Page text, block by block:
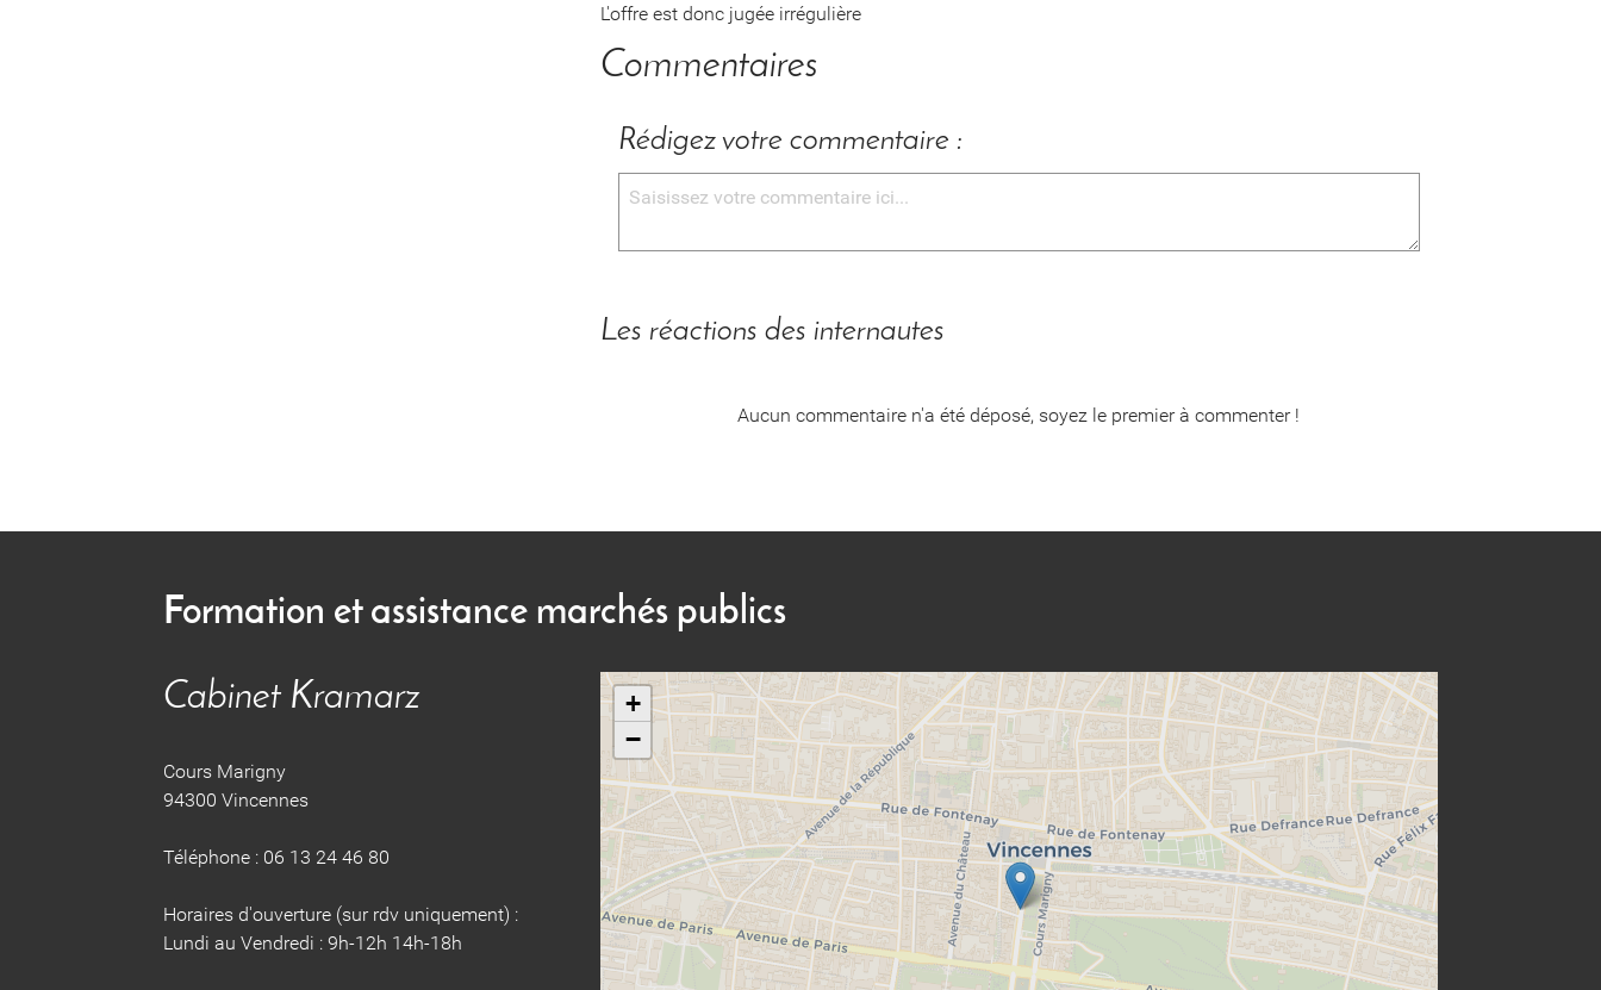
L'offre est donc jugée irrégulière
Commentaires
Rédigez votre commentaire :
Les réactions des internautes
Aucun commentaire n'a été déposé, soyez le premier à commenter !
Formation et assistance marchés publics
Cabinet Kramarz
Cours Marigny
94300 Vincennes
Téléphone : 06 13 24 46 80
Horaires d'ouverture (sur rdv uniquement) :
Lundi au Vendredi : 9h-12h 14h-18h
+
−